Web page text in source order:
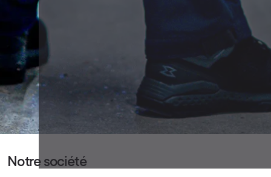
Notre société